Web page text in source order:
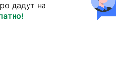
дадут на